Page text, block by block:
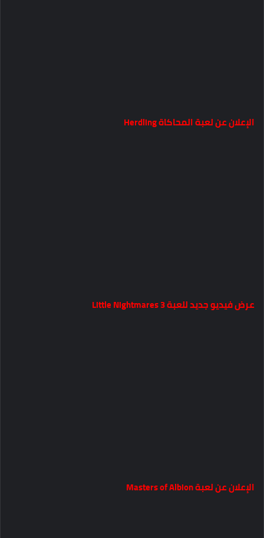
الإعلان عن لعبة المحاكاة Herdling
عرض فيديو جديد للعبة Little Nightmares 3
الإعلان عن لعبة Masters of Albion